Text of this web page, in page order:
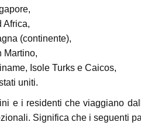
Africa,
(continente),
Martino,
Isole Turks e Caicos,
uniti.
e i residenti che viaggiano
Significa che i seguenti